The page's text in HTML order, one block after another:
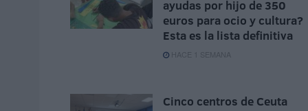
ayudas por hijo de 350
euros para ocio y cultura?
Esta es la lista definitiva
HACE 1 SEMANA
Cinco centros de Ceuta